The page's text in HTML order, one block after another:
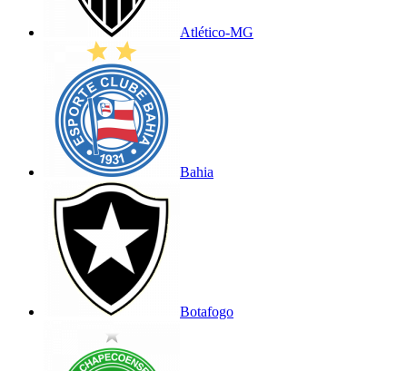
Atlético-MG
Bahia
Botafogo